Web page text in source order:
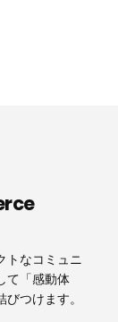
トなコミュニ
て「感動体
つけます。